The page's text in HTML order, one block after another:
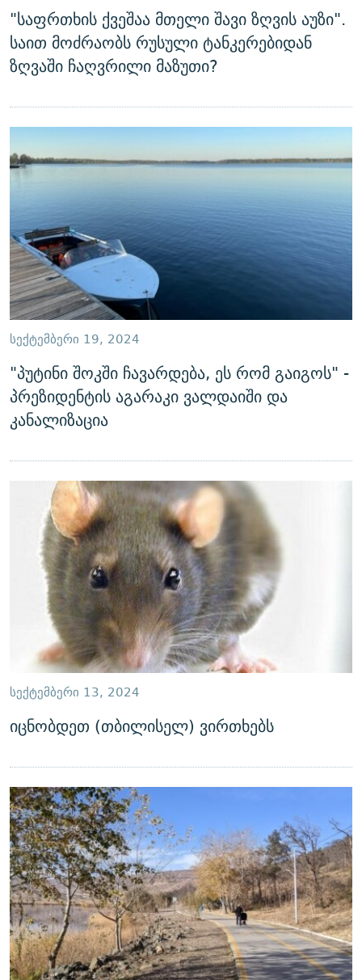
"საფრთხის ქვეშაა მთელი შავი ზღვის აუზი".
საით მოძრაობს რუსული ტანკერებიდან
ზღვაში ჩაღვრილი მაზუთი?
ᲡᲔᲥᲢᲔᲛᲑᲔᲠᲘ 19, 2024
"პუტინი შოკში ჩავარდება, ეს რომ გაიგოს" -
პრეზიდენტის აგარაკი ვალდაიში და
კანალიზაცია
ᲡᲔᲥᲢᲔᲛᲑᲔᲠᲘ 13, 2024
იცნობდეთ (თბილისელ) ვირთხებს